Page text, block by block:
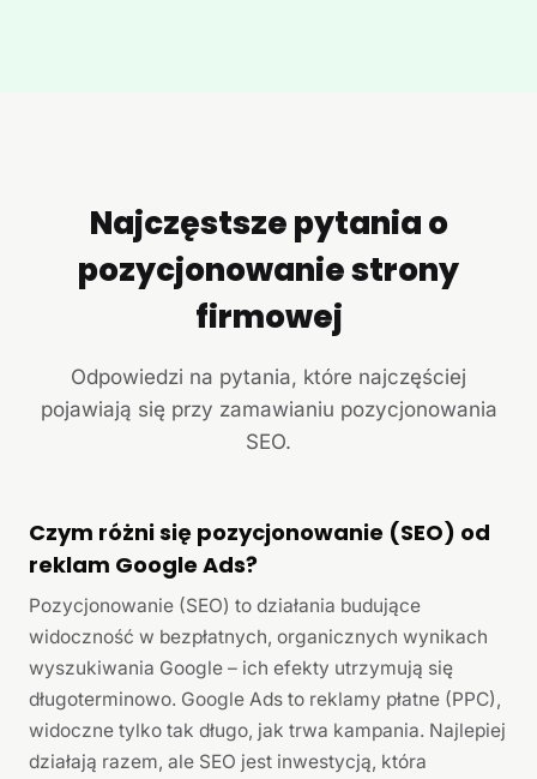
Najczęstsze pytania o
pozycjonowanie strony
firmowej
Odpowiedzi na pytania, które najczęściej
pojawiają się przy zamawianiu pozycjonowania
SEO.
Czym różni się pozycjonowanie (SEO) od
reklam Google Ads?
Pozycjonowanie (SEO) to działania budujące
widoczność w bezpłatnych, organicznych wynikach
wyszukiwania Google – ich efekty utrzymują się
długoterminowo. Google Ads to reklamy płatne (PPC),
widoczne tylko tak długo, jak trwa kampania. Najlepiej
działają razem, ale SEO jest inwestycją, która